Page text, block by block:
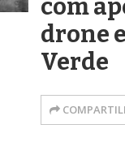
com
drone
Verde